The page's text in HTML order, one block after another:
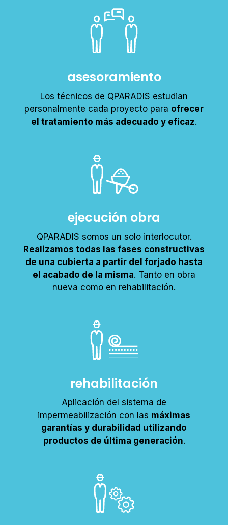
asesoramiento
Los técnicos de QPARADIS estudian
personalmente cada proyecto para ofrecer
el tratamiento más adecuado y eficaz.
ejecución obra
QPARADIS somos un solo interlocutor.
Realizamos todas las fases constructivas
de una cubierta a partir del forjado hasta
el acabado de la misma. Tanto en obra
nueva como en rehabilitación.
rehabilitación
Aplicación del sistema de
impermeabilización con las máximas
garantías y durabilidad utilizando
productos de última generación.